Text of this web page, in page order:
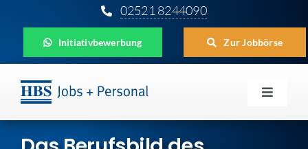
Inhalt
springen
02521 8244090
Initiativbewerbung Zur Jobbörse
Toggle
Für Unternehmen